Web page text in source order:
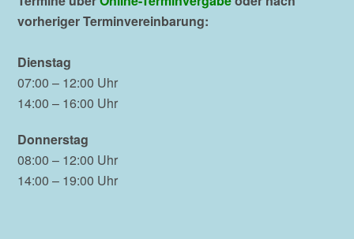
vorheriger Terminvereinbarung:
Dienstag
07:00 – 12:00 Uhr
14:00 – 16:00 Uhr
Donnerstag
08:00 – 12:00 Uhr
14:00 – 19:00 Uhr